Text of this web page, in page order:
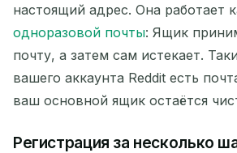
Следующее обновление
ОТПРАВИТЕЛЬ ТЕМА
настоящий адрес. Она работает
одноразовой почты: Ящик
почту, а затем сам истекает.
вашего аккаунта Reddit есть
ваш основной ящик остаётся
Регистрация за несколько